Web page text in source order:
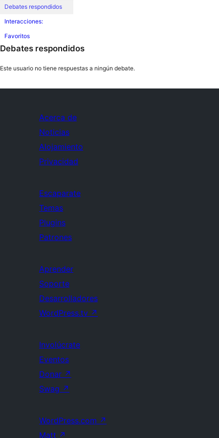
Debates respondidos
Interacciones:
Favoritos
Debates respondidos
Este usuario no tiene respuestas a ningún debate.
Acerca de
Noticias
Alojamiento
Privacidad
Escaparate
Temas
Plugins
Patrones
Aprender
Soporte
Desarrolladores
WordPress.tv ↗
Involúcrate
Eventos
Donar ↗
Swag ↗
WordPress.com ↗
Matt ↗